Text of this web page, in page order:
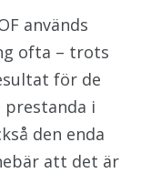
används
ofta – trots
för de
i
den enda
att det är